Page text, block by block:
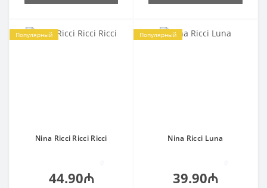
Популярный
Nina Ricci Ricci Ricci
44.90₼
Популярный
Nina Ricci Luna
39.90₼